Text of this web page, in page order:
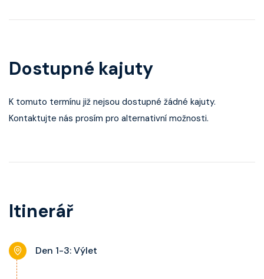
Dostupné kajuty
K tomuto termínu již nejsou dostupné žádné kajuty.
Kontaktujte nás prosím pro alternativní možnosti.
Itinerář
Den 1-3: Výlet